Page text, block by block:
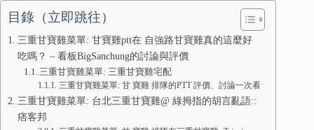
目錄（立即跳往）
三重甘寶雞菜單: 甘寶雞ptt在 自強路甘寶雞真的這麼好
吃嗎？ – 看板BigSanchung的討論與評價
三重甘寶雞菜單: 三重甘寶雞宅配
三重甘寶雞菜單: 甘 寶雞 排隊的PTT 評價、討論一次看
三重甘寶雞菜單: 台北三重甘寶雞@ 綠拇指的胡言亂語::
痞客邦